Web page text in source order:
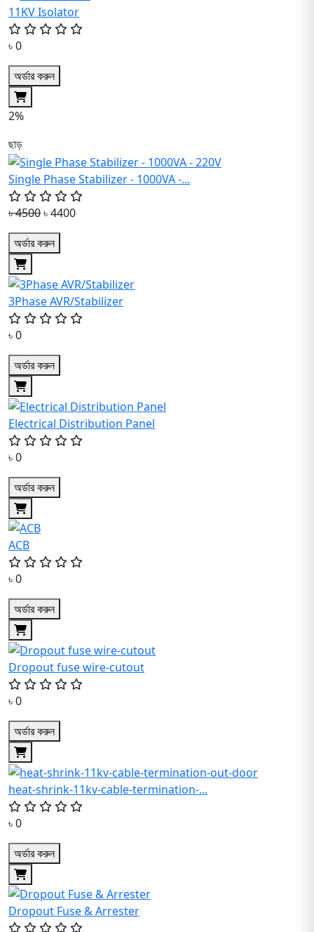
11KV Isolator
৳ 0
অর্ডার করুন
2%
ছাড়
Single Phase Stabilizer - 1000VA -...
৳ 4500৳ 4400
অর্ডার করুন
3Phase AVR/Stabilizer
৳ 0
অর্ডার করুন
Electrical Distribution Panel
৳ 0
অর্ডার করুন
ACB
৳ 0
অর্ডার করুন
Dropout fuse wire-cutout
৳ 0
অর্ডার করুন
heat-shrink-11kv-cable-termination-...
৳ 0
অর্ডার করুন
Dropout Fuse & Arrester